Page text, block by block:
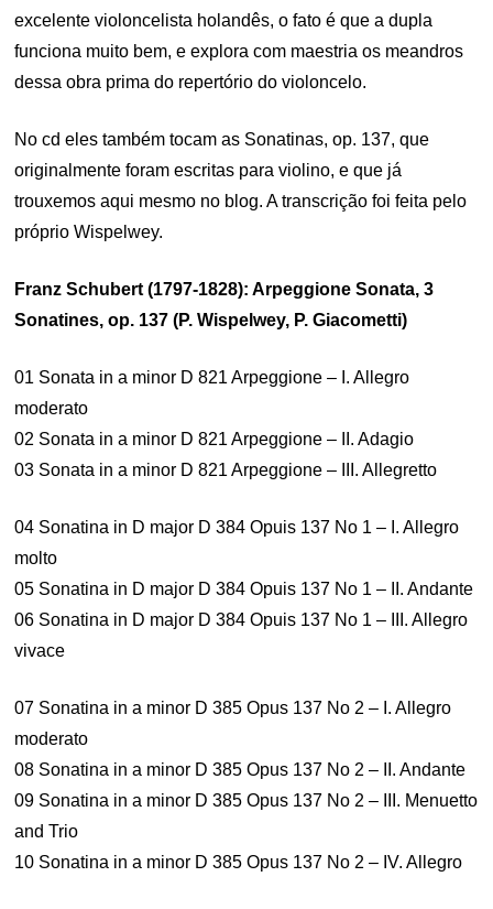
excelente violoncelista holandês, o fato é que a dupla
funciona muito bem, e explora com maestria os meandros
dessa obra prima do repertório do violoncelo.
No cd eles também tocam as Sonatinas, op. 137, que
originalmente foram escritas para violino, e que já
trouxemos aqui mesmo no blog. A transcrição foi feita pelo
próprio Wispelwey.
Franz Schubert (1797-1828): Arpeggione Sonata, 3
Sonatines, op. 137 (P. Wispelwey, P. Giacometti)
01 Sonata in a minor D 821 Arpeggione – I. Allegro
moderato
02 Sonata in a minor D 821 Arpeggione – II. Adagio
03 Sonata in a minor D 821 Arpeggione – III. Allegretto
04 Sonatina in D major D 384 Opuis 137 No 1 – I. Allegro
molto
05 Sonatina in D major D 384 Opuis 137 No 1 – II. Andante
06 Sonatina in D major D 384 Opuis 137 No 1 – III. Allegro
vivace
07 Sonatina in a minor D 385 Opus 137 No 2 – I. Allegro
moderato
08 Sonatina in a minor D 385 Opus 137 No 2 – II. Andante
09 Sonatina in a minor D 385 Opus 137 No 2 – III. Menuetto
and Trio
10 Sonatina in a minor D 385 Opus 137 No 2 – IV. Allegro